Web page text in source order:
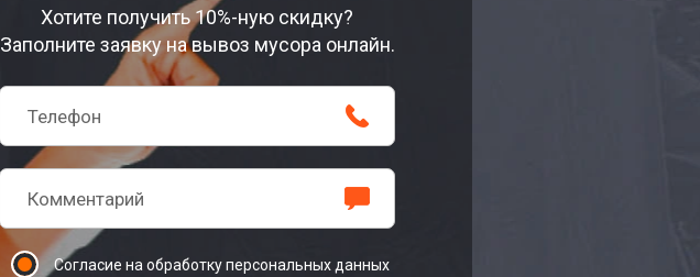
Хотите получить 10%-ную скидку?
Заполните заявку на вывоз мусора онлайн.
Согласие на обработку персональных данных